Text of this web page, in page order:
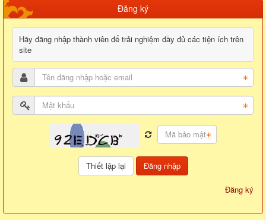
Đăng ký
Hãy đăng nhập thành viên để trải nghiệm đầy đủ các tiện ích trên
site
Đăng nhập
Đăng ký